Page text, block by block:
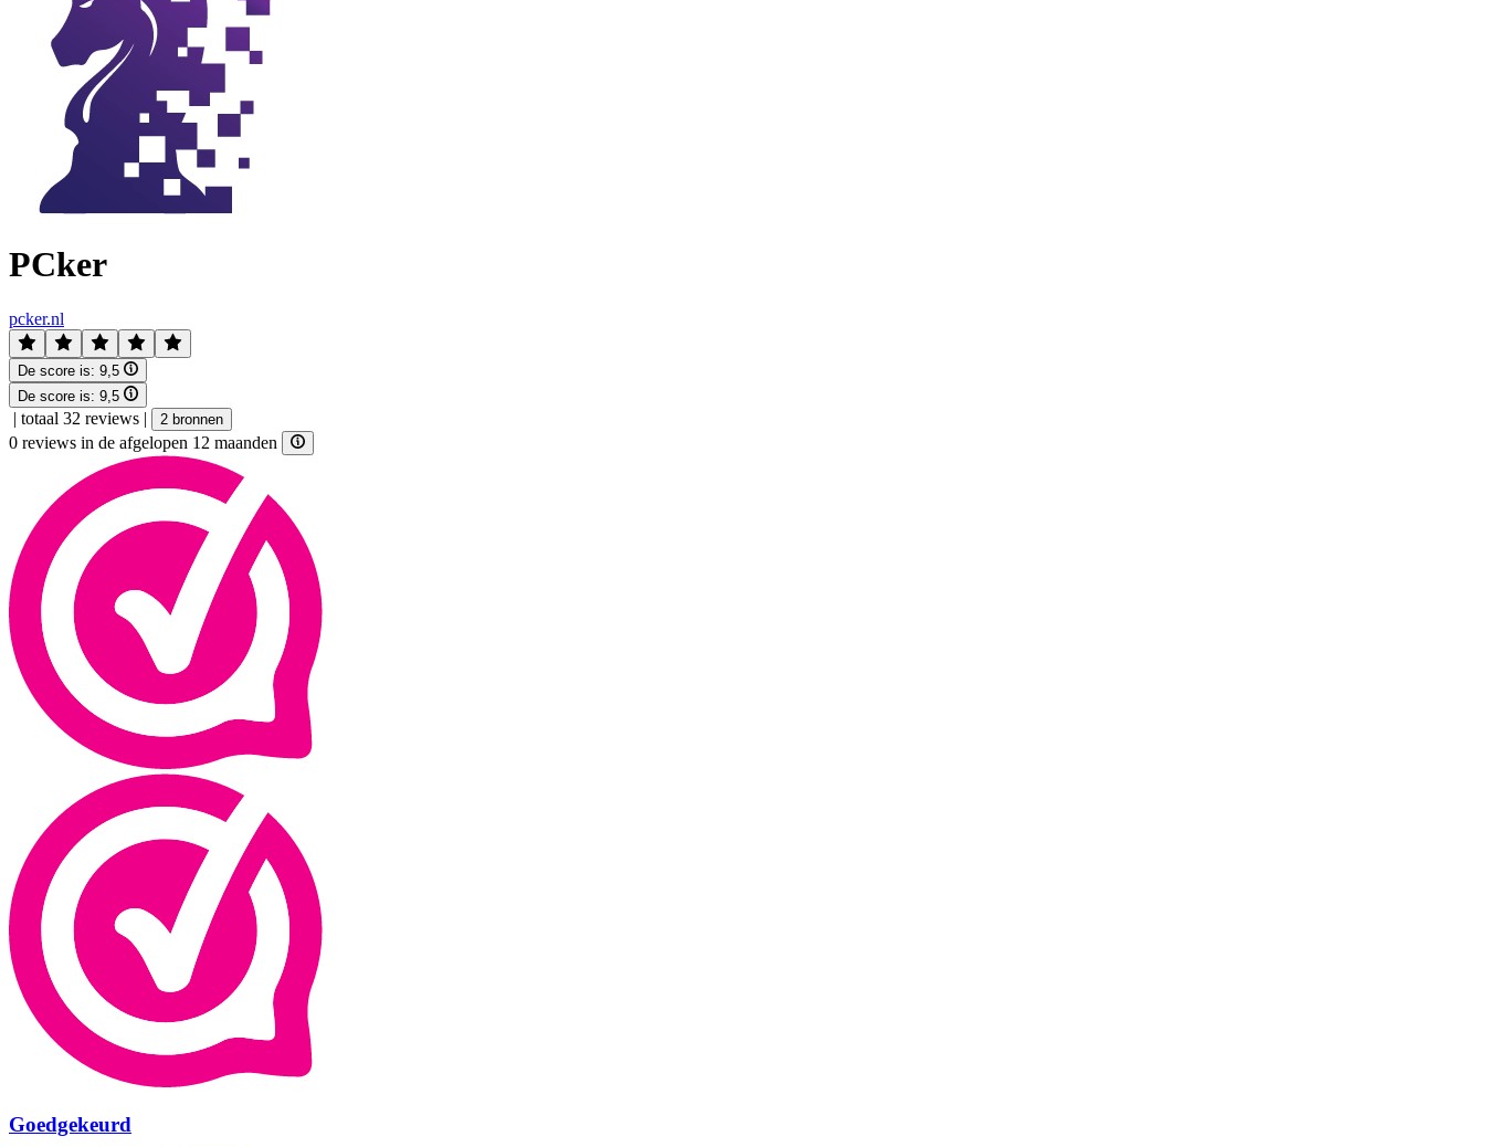
PCker
pcker.nl
De score is: 9,5
De score is: 9,5
| totaal 32 reviews | 2 bronnen
0 reviews in de afgelopen 12 maanden
Goedgekeurd